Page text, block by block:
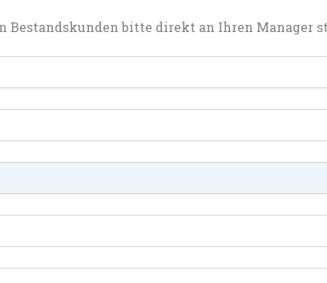
Bestandskunden bitte direkt an Ihren Manager